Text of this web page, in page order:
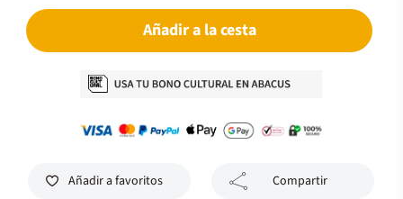
Añadir a la cesta
Añadir a favoritos Compartir